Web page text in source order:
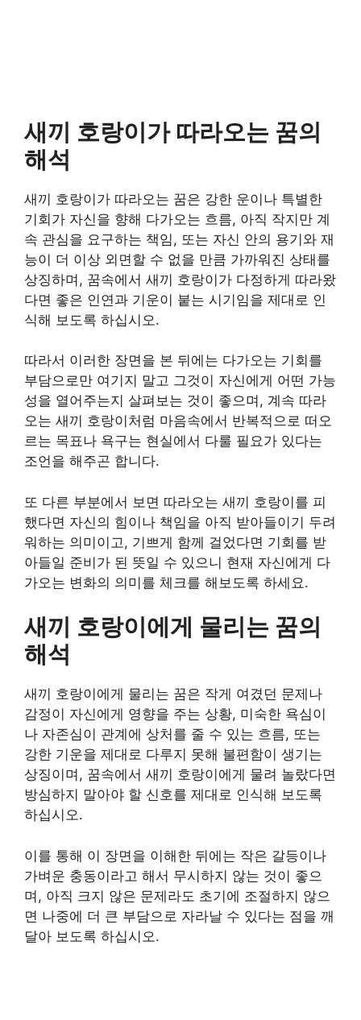
새끼 호랑이가 따라오는 꿈의
해석
새끼 호랑이가 따라오는 꿈은 강한 운이나 특별한
기회가 자신을 향해 다가오는 흐름, 아직 작지만 계
속 관심을 요구하는 책임, 또는 자신 안의 용기와 재
능이 더 이상 외면할 수 없을 만큼 가까워진 상태를
상징하며, 꿈속에서 새끼 호랑이가 다정하게 따라왔
다면 좋은 인연과 기운이 붙는 시기임을 제대로 인
식해 보도록 하십시오.
따라서 이러한 장면을 본 뒤에는 다가오는 기회를
부담으로만 여기지 말고 그것이 자신에게 어떤 가능
성을 열어주는지 살펴보는 것이 좋으며, 계속 따라
오는 새끼 호랑이처럼 마음속에서 반복적으로 떠오
르는 목표나 욕구는 현실에서 다룰 필요가 있다는
조언을 해주곤 합니다.
또 다른 부분에서 보면 따라오는 새끼 호랑이를 피
했다면 자신의 힘이나 책임을 아직 받아들이기 두려
워하는 의미이고, 기쁘게 함께 걸었다면 기회를 받
아들일 준비가 된 뜻일 수 있으니 현재 자신에게 다
가오는 변화의 의미를 체크를 해보도록 하세요.
새끼 호랑이에게 물리는 꿈의
해석
새끼 호랑이에게 물리는 꿈은 작게 여겼던 문제나
감정이 자신에게 영향을 주는 상황, 미숙한 욕심이
나 자존심이 관계에 상처를 줄 수 있는 흐름, 또는
강한 기운을 제대로 다루지 못해 불편함이 생기는
상징이며, 꿈속에서 새끼 호랑이에게 물려 놀랐다면
방심하지 말아야 할 신호를 제대로 인식해 보도록
하십시오.
이를 통해 이 장면을 이해한 뒤에는 작은 갈등이나
가벼운 충동이라고 해서 무시하지 않는 것이 좋으
며, 아직 크지 않은 문제라도 초기에 조절하지 않으
면 나중에 더 큰 부담으로 자라날 수 있다는 점을 깨
달아 보도록 하십시오.